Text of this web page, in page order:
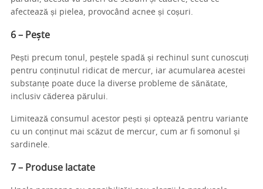
afectează și pielea, provocând acnee și coșuri.
6 – Pește
Pești precum tonul, peștele spadă și rechinul sunt cunoscuți
pentru conținutul ridicat de mercur, iar acumularea acestei
substanțe poate duce la diverse probleme de sănătate,
inclusiv căderea părului.
Limitează consumul acestor pești și optează pentru variante
cu un conținut mai scăzut de mercur, cum ar fi somonul și
sardinele.
7 – Produse lactate